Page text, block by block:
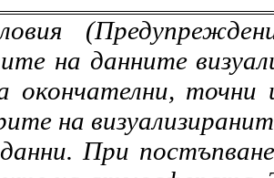
на данните
окончателни,
на
При